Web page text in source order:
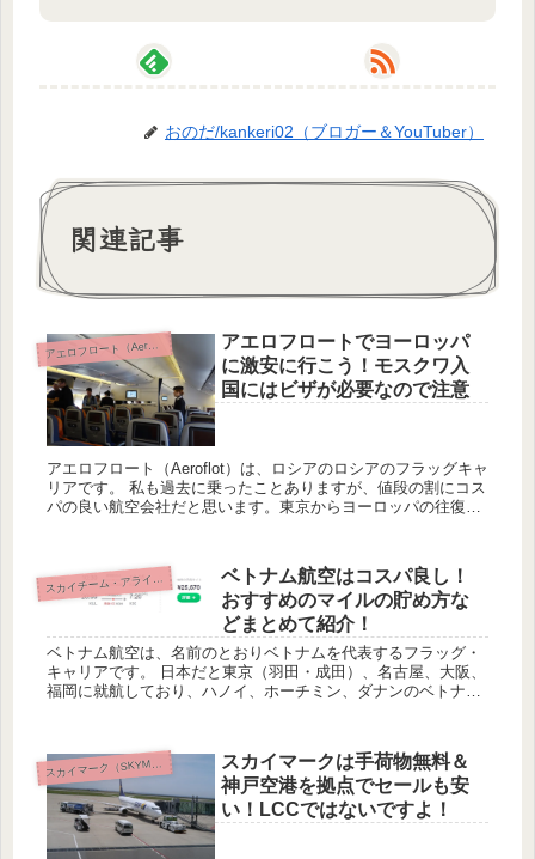
おのだ/kankeri02（ブロガー＆YouTuber）
関連記事
ア
エロフロート（Aeroflot）
アエロフロートでヨーロッパ
に激安に行こう！モスクワ入
国にはビザが必要なので注意
アエロフロート（Aeroflot）は、ロシアのロシアのフラッグキャ
リアです。 私も過去に乗ったことありますが、値段の割にコス
パの良い航空会社だと思います。東京からヨーロッパの往復航
ス カイチーム・アライアンス（Skyteam）
ベトナム航空はコスパ良し！
おすすめのマイルの貯め方な
どまとめて紹介！
ベトナム航空は、名前のとおりベトナムを代表するフラッグ・
キャリアです。 日本だと東京（羽田・成田）、名古屋、大阪、
福岡に就航しており、ハノイ、ホーチミン、ダナンのベトナム
ス
カイマーク（SKYMARK）
スカイマークは手荷物無料＆
神戸空港を拠点でセールも安
い！LCCではないですよ！